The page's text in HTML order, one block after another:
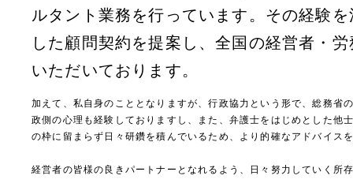
ルタント業務を行っています。その経験
した顧問契約を提案し、全国の経営者・
いただいております。
加えて、私自身のこととなりますが、行政協力という形で、総務省
政側の心理も経験しておりますし、また、弁護士をはじめとした他
の枠に留まらず日々研鑽を積んでいるため、より的確なアドバイス
経営者の皆様の良きパートナーとなれるよう、日々努力していく所